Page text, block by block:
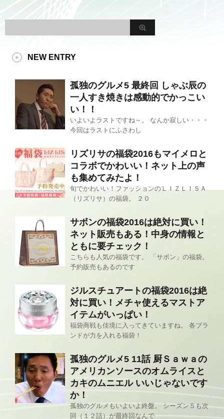
NEW ENTRY
孤独のグルメ5 最終回 しゃぶ辰の
一人すき焼きは感動的でかっこい
い！！
いよいよラストですね～。 なんか寂しい・・・
今回はラストにふさわし
リズリサの福袋2016もマイメロと
コラボでかわいい！ネット上の声
も集めてみたよ！
旬でかわいい！ファッションのＬＩＺＬＩＳＡ
（リズリサ）の福袋。 ２０
サボンの福袋2016は絶対に買い！
ネット販売もある！中身の情報と
ともに要チェック！
こちらも人気の福袋です。 「サボン」の福袋。
予約販売もあるのです
ジルスチュアートの福袋2016は絶
対に買い！メチャ使えるマストア
イテムがいっぱい！
福袋商戦も佳境に入ってきていますね。 各ブラ
ンドが力を入れる福袋！
孤独のグルメ5 11話 厨Ｓａｗａの
アメリカンソースのオムライスと
カキのムニエル いいじゃないです
か！
孤独のグルメもいよいよ終盤。 シーズン５も次
回（１２話）が最終回なんで